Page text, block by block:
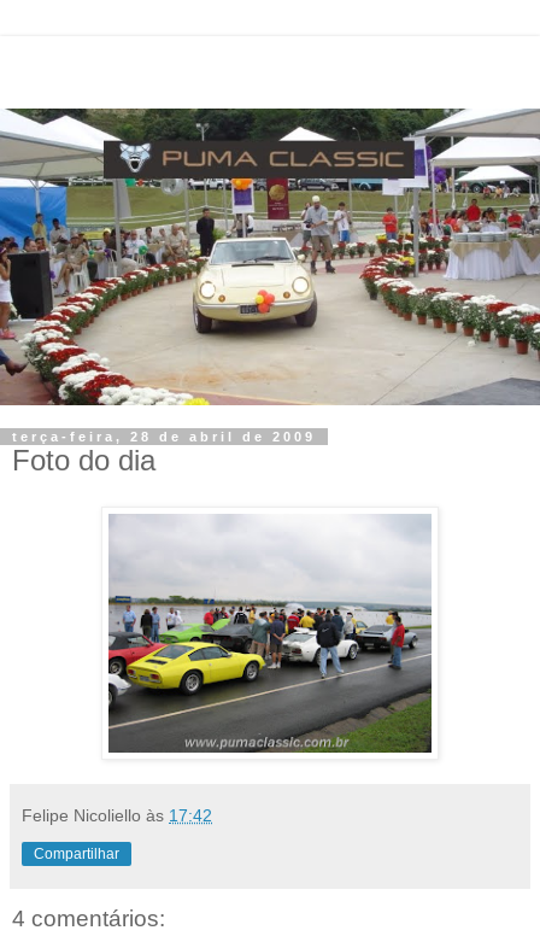
terça-feira, 28 de abril de 2009
Foto do dia
Felipe Nicoliello às 17:42
Compartilhar
4 comentários: